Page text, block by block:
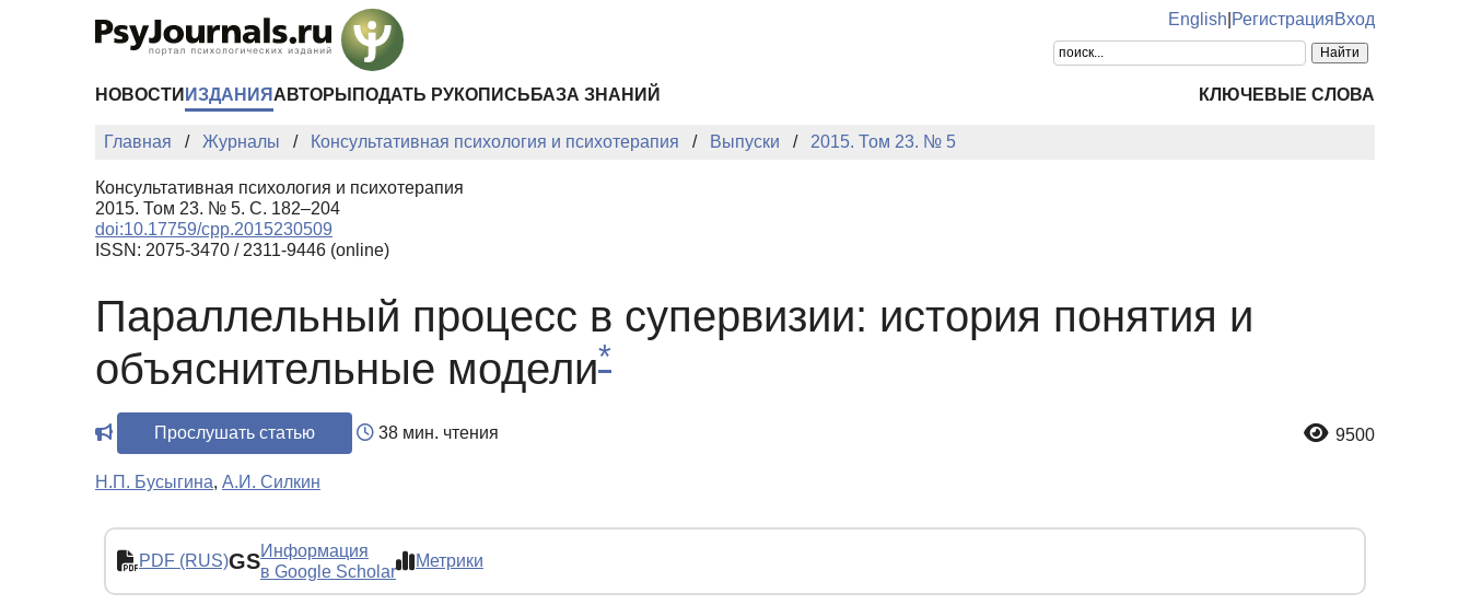
English РегистрацияВход
НОВОСТИ ИЗДАНИЯ АВТОРЫ ПОДАТЬ РУКОПИСЬ БАЗА ЗНАНИЙ КЛЮЧЕВЫЕ СЛОВА
Главная Журналы Консультативная психология и психотерапия Выпуски 2015. Том 23. № 5
Консультативная психология и психотерапия
2015. Том 23. № 5. С. 182–204
doi:10.17759/cpp.2015230509
ISSN: 2075-3470 / 2311-9446 (online)
Параллельный процесс в супервизии: история понятия и
объяснительные модели*
Прослушать статью 38 мин. чтения 9500
Н.П. Бусыгина, А.И. Силкин
PDF (RUS)GSИнформация
в Google Scholar
Метрики